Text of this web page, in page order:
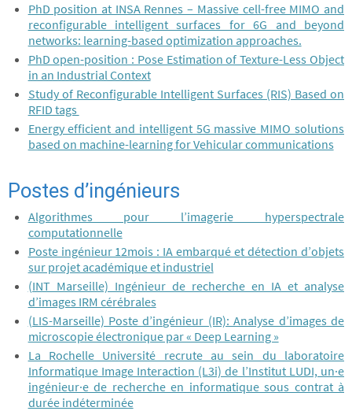
PhD position at INSA Rennes – Massive cell-free MIMO and
reconfigurable intelligent surfaces for 6G and beyond
networks: learning-based optimization approaches.
PhD open-position : Pose Estimation of Texture-Less Object
in an Industrial Context
Study of Reconfigurable Intelligent Surfaces (RIS) Based on
RFID tags
Energy efficient and intelligent 5G massive MIMO solutions
based on machine-learning for Vehicular communications
Postes d’ingénieurs
Algorithmes pour l’imagerie hyperspectrale
computationnelle
Poste ingénieur 12mois : IA embarqué et détection d’objets
sur projet académique et industriel
(INT Marseille) Ingénieur de recherche en IA et analyse
d’images IRM cérébrales
(LIS-Marseille) Poste d’ingénieur (IR): Analyse d’images de
microscopie électronique par « Deep Learning »
La Rochelle Université recrute au sein du laboratoire
Informatique Image Interaction (L3i) de l’Institut LUDI, un·e
ingénieur·e de recherche en informatique sous contrat à
durée indéterminée